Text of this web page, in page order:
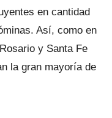
en cantidad
Así, como en
y Santa Fe
la gran mayoría de